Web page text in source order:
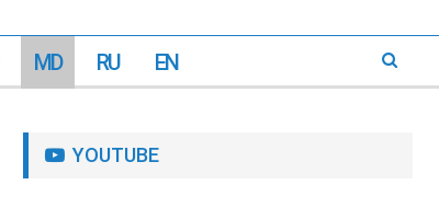
MD RU EN
YOUTUBE